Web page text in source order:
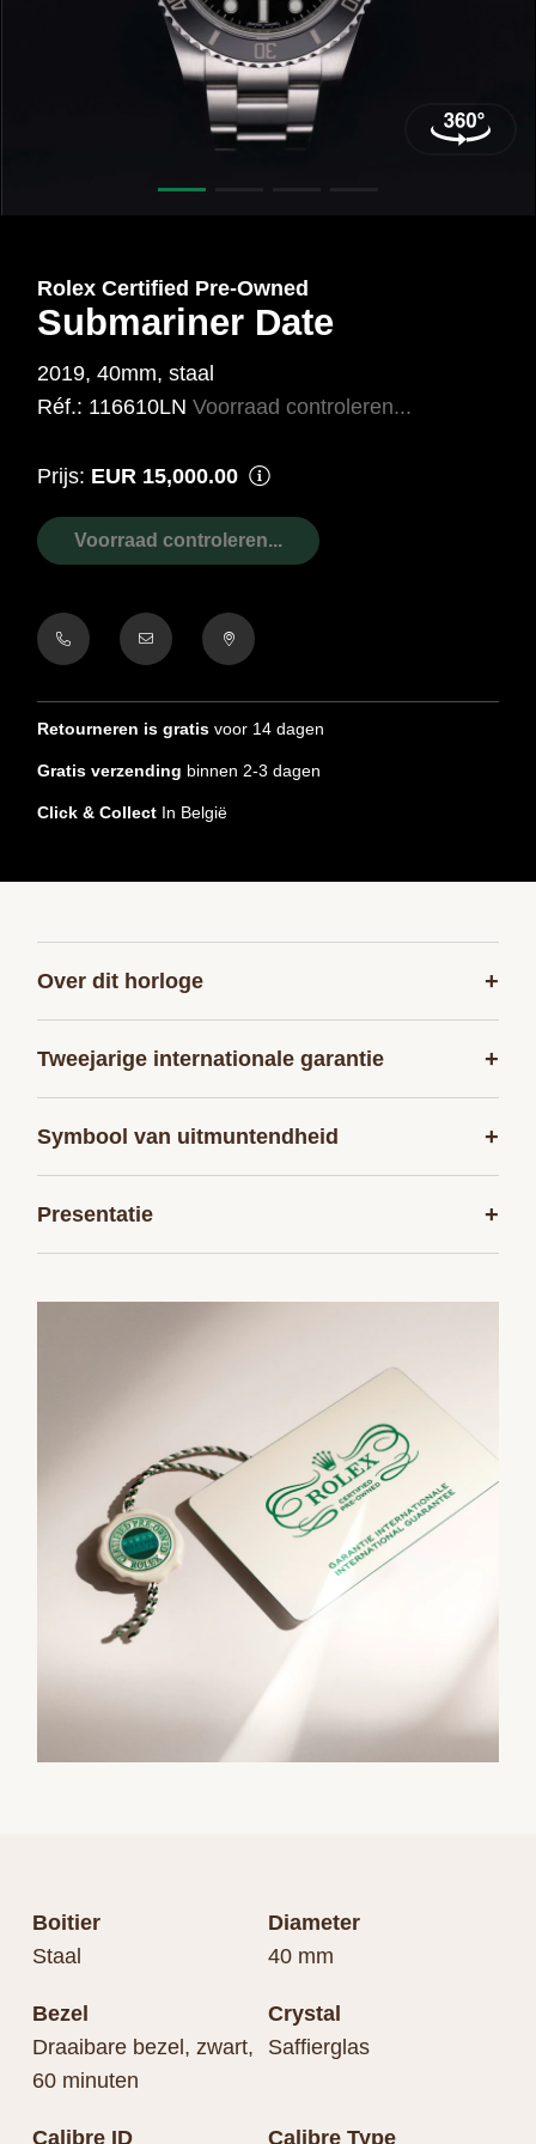
Rolex Certified Pre‑Owned
Submariner Date
2019, 40mm, staal
Réf.: 116610LNVoorraad controleren...
Prijs: EUR 15,000.00
Voorraad controleren...
Retourneren is gratis voor 14 dagen
Gratis verzending binnen 2-3 dagen
Click & Collect In België
Over dit horloge +
Tweejarige internationale garantie +
Symbool van uitmuntendheid +
Presentatie +
Boitier
Staal
Diameter
40 mm
Bezel
Draaibare bezel, zwart,
60 minuten
Crystal
Saffierglas
Calibre ID Calibre Type